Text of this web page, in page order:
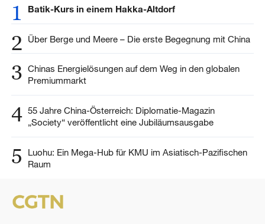
1 Batik-Kurs in einem Hakka-Altdorf
2 Über Berge und Meere – Die erste Begegnung mit China
3 Chinas Energielösungen auf dem Weg in den globalen
Premiummarkt
4 55 Jahre China-Österreich: Diplomatie-Magazin
„Society“ veröffentlicht eine Jubiläumsausgabe
5
Luohu: Ein Mega-Hub für KMU im Asiatisch-Pazifischen
Raum